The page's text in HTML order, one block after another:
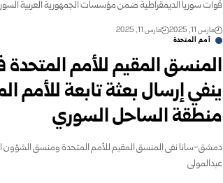
قوات سوريا الديمقراطية ضمن مؤسسات الجمهورية العربية
مارس 11, 2025 مارس 11, 2025
أمم المتحدة
المنسق المقيم للأمم المتحدة
ينفي إرسال بعثة تابعة للأمم
منطقة الساحل السوري
دمشق-سانا نفى المنسق المقيم للأمم المتحدة ومنسق الشؤون
عبدالمولى